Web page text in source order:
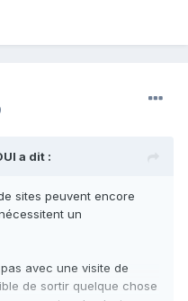
a dit :
sites peuvent encore
un
avec une visite de
de sortir quelque chose